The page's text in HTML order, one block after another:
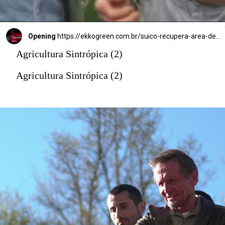
Opening
Agricultura Sintrópica (2)
Agricultura Sintrópica (2)